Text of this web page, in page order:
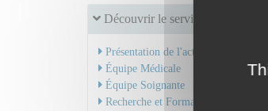
Découvrir le service
Présentation de l'activité
Équipe Médicale
Équipe Soignante
Recherche et Formation